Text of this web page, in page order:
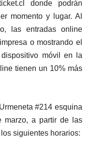
donde podrán
momento y lugar. Al
las entradas online
o mostrando el
móvil en la
tienen un 10% más
#214 esquina
marzo, a partir de las
siguientes horarios: